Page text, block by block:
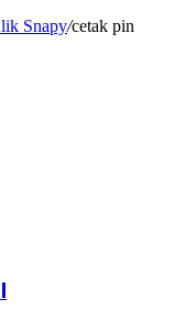
Snapy/cetak pin